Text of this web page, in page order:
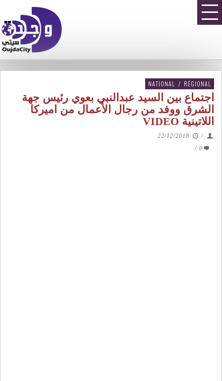
NATIONAL / RÉGIONAL
اجتماع بين السيد عبدالنبي بعوي رئيس جهة
الشرق ووفد من رجال الأعمال من اميركا
اللاتينية VIDEO
/
22/12/2018
0
/